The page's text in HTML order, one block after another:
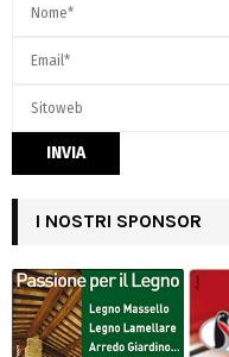
I NOSTRI SPONSOR